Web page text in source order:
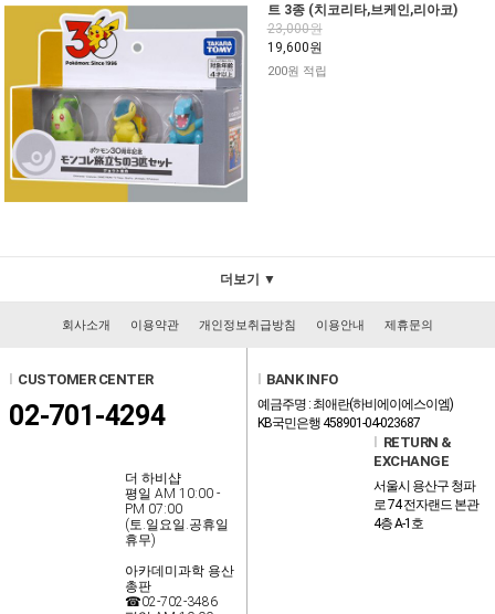
트 3종 (치코리타,브케인,리아코)
23,000원
19,600원
200원 적립
더보기 ▼
회사소개 이용약관 개인정보취급방침 이용안내 제휴문의
l CUSTOMER CENTER
02-701-4294
더 하비샵
평일 AM 10:00 -
PM 07:00
(토.일요일.공휴일
휴무)
아카데미과학 용산
총판
☎02-702-3486
l BANK INFO
예금주명 : 최애란(하비에이에스이엠)
KB국민은행 458901-04-023687
l RETURN &
EXCHANGE
서울시 용산구 청파
로 74 전자랜드 본관
4층 A-1호